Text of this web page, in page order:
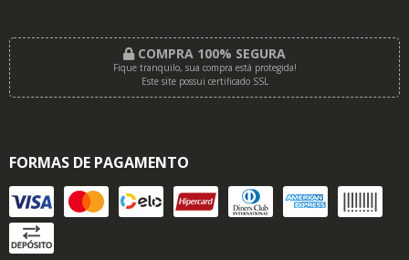
COMPRA 100% SEGURA
Fique tranquilo, sua compra está protegida!
Este site possui certificado SSL
FORMAS DE PAGAMENTO